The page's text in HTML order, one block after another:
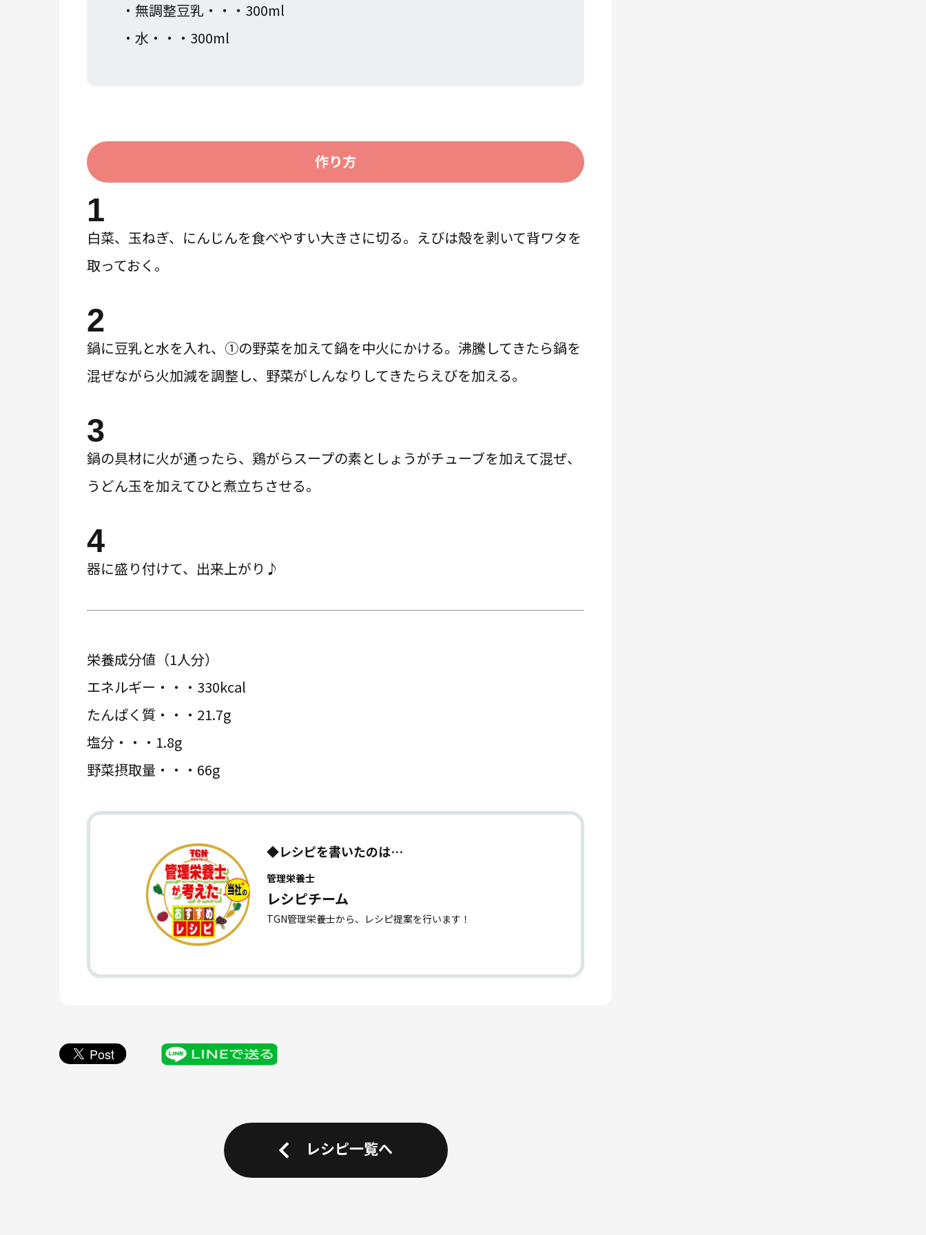
・無調整豆乳・・・300ml
・水・・・300ml
作り方
1
白菜、玉ねぎ、にんじんを食べやすい大きさに切る。えびは殻を剥いて背ワタを
取っておく。
2
鍋に豆乳と水を入れ、①の野菜を加えて鍋を中火にかける。沸騰してきたら鍋を
混ぜながら火加減を調整し、野菜がしんなりしてきたらえびを加える。
3
鍋の具材に火が通ったら、鶏がらスープの素としょうがチューブを加えて混ぜ、
うどん玉を加えてひと煮立ちさせる。
4
器に盛り付けて、出来上がり♪
栄養成分値（1人分）
エネルギー・・・330kcal
たんぱく質・・・21.7g
塩分・・・1.8g
野菜摂取量・・・66g
◆レシピを書いたのは…
管理栄養士
レシピチーム
TGN管理栄養士から、レシピ提案を行います！
レシピ一覧へ